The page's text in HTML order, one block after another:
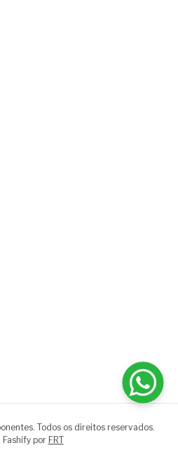
Todos os direitos reservados.
Fashify por FRT